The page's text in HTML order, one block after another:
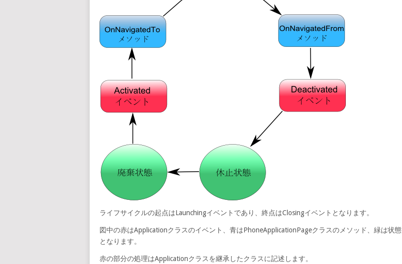
ライフサイクルの起点はLaunchingイベントであり、終点はClosingイベントとなります。
図中の赤はApplicationクラスのイベント、青はPhoneApplicationPageクラスのメソッド、緑は状態
となります。
赤の部分の処理はApplicationクラスを継承したクラスに記述します。